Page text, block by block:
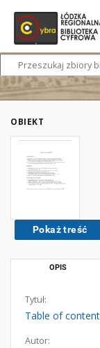
OBIEKT
Pokaż treść
OPIS
Tytuł:
Table of
Autor: